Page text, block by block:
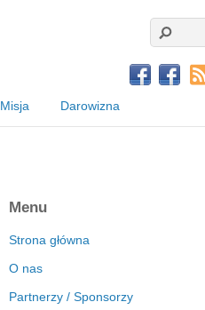
Misja Darowizna
Menu
Strona główna
O nas
Partnerzy / Sponsorzy